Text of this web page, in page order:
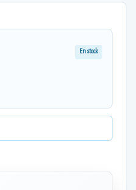
En stock